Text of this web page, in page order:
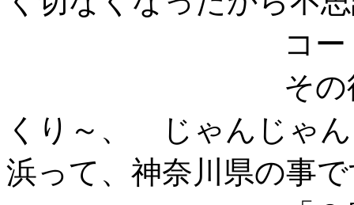
コード進行
その後 彼は
くり～、 じゃんじゃ
浜って、神奈川県の事